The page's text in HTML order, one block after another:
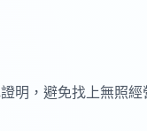
明，避免找上無照